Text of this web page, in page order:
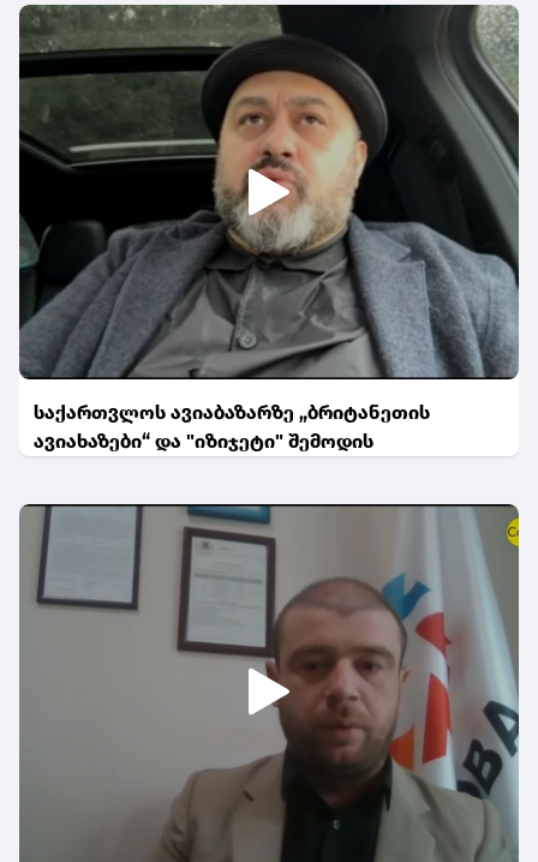
საქართვლოს ავიაბაზარზე „ბრიტანეთის
ავიახაზები“ და "იზიჯეტი" შემოდის